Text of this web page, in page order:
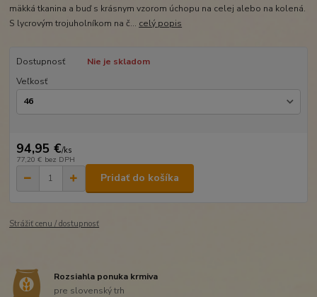
mäkká tkanina a buď s krásnym vzorom úchopu na celej alebo na kolená.
S lycrovým trojuholníkom na č... celý popis
Dostupnosť
Nie je skladom
Veľkosť
94,95 €/ks
77,20 € bez DPH
Pridať do košíka
Strážiť cenu / dostupnosť
Rozsiahla ponuka krmiva
pre slovenský trh